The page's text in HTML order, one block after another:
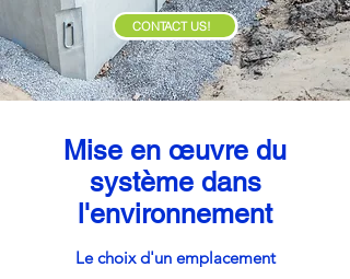
CONTACT US!
Mise en œuvre du
système dans
l'environnement
Le choix d'un emplacement